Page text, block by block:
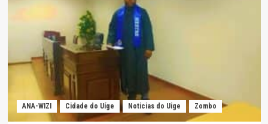
É
JUBILEU,
35
ANOS
DE
CONSAGRADA!
ANA-WIZI Cidade do Uíge Noticias do Uige Zombo